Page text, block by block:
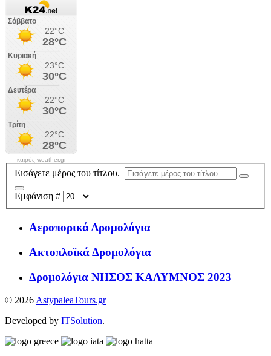
καιρός weather.gr
Εισάγετε μέρος του τίτλου.
Εμφάνιση #
Αεροπορικά Δρομολόγια
Ακτοπλοϊκά Δρομολόγια
Δρομολόγια ΝΗΣΟΣ ΚΑΛΥΜΝΟΣ 2023
© 2026 AstypaleaTours.gr
Developed by ITSolution.